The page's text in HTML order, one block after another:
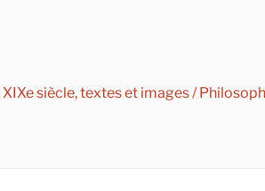
siècle, textes et images /